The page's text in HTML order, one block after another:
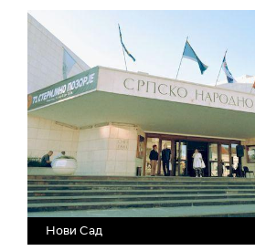
Нови Сад